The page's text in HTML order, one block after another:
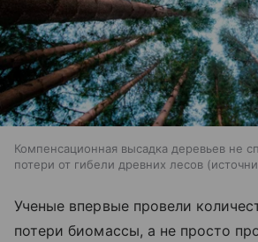
Компенсационная высадка деревьев не
потери от гибели древних лесов
Ученые впервые провели
потери биомассы, а не просто